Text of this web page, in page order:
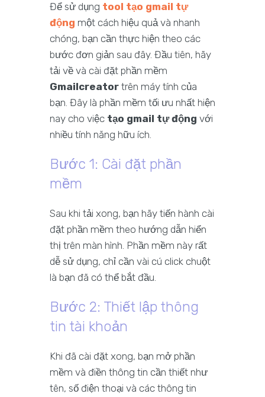
Để sử dụng tool tạo gmail tự
động một cách hiệu quả và nhanh
chóng, bạn cần thực hiện theo các
bước đơn giản sau đây. Đầu tiên, hãy
tải về và cài đặt phần mềm
Gmailcreator trên máy tính của
bạn. Đây là phần mềm tối ưu nhất hiện
nay cho việc tạo gmail tự động với
nhiều tính năng hữu ích.
Bước 1: Cài đặt phần
mềm
Sau khi tải xong, bạn hãy tiến hành cài
đặt phần mềm theo hướng dẫn hiển
thị trên màn hình. Phần mềm này rất
dễ sử dụng, chỉ cần vài cú click chuột
là bạn đã có thể bắt đầu.
Bước 2: Thiết lập thông
tin tài khoản
Khi đã cài đặt xong, bạn mở phần
mềm và điền thông tin cần thiết như
tên, số điện thoại và các thông tin